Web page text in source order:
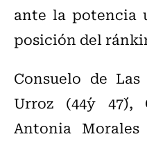
ante la potencia
posición del
Consuelo de Las
Urroz (44´y
Antonia Morales